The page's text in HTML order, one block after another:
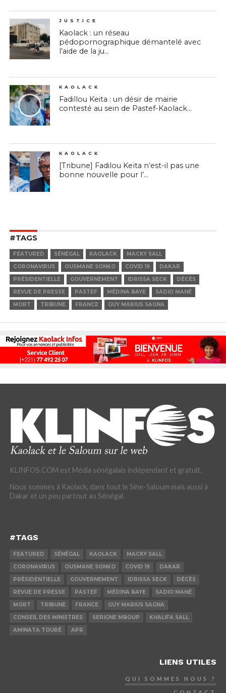
76
JUSTICE
Kaolack : un réseau
pédopornographique démantelé avec
l’aide de la ju...
74
KAOLACK
Fadillou Keita : un désir de mairie
contesté au sein de Pastef-Kaolack...
84
KAOLACK
[Tribune] Fadilou Keïta n’est-il pas une
bonne nouvelle pour l’...
#TAGS
FEATURED SÉNÉGAL KAOLACK
MACKY SALL
CORONAVIRUS
OUSMANE SONKO COVID 19
DAKAR
PRÉSIDENTIELLE
GOUVERNEMENT IDRISSA SECK
DÉCÈS
REVUE DE PRESSE
PASTEF MÉDINA BAYE
SADIO MANÉ
MORT
TRIBUNE FRANCE GUY MARIUS SAGNA
KLINFOS.COM est Média sénégalais indépendant et gratuit.
Nous sommes à Kaolack, dans tout le Sine-Saloum mais aussi à
Dakar et un peu partout au Sénégal.
#TAGS
FEATURED SÉNÉGAL KAOLACK
MACKY SALL
CORONAVIRUS
OUSMANE SONKO COVID 19
DAKAR
PRÉSIDENTIELLE
GOUVERNEMENT IDRISSA SECK
DÉCÈS
REVUE DE PRESSE
PASTEF MÉDINA BAYE
SADIO MANÉ
MORT
TRIBUNE FRANCE
GUY MARIUS SAGNA
CONSEIL DES MINISTRES
SERIGNE MBOUP
KHALIFA SALL
AMINATA TOURÉ
APR
LIENS UTILES
QUI SOMMES NOUS ?